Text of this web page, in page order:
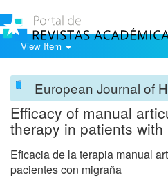
View Item
European Journal of
Efficacy of manual
therapy in patients with
Eficacia de la terapia manual
pacientes con migraña